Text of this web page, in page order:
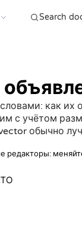
как их
с учётом
обычно